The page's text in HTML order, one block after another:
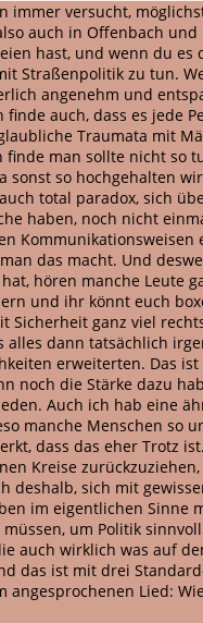
immer versucht,
auch in Offenbach
hast, und wenn du
Straßenpolitik zu tun.
angenehm und
auch, dass es jede
Traumata mit
man sollte nicht so
so hochgehalten
total paradox, sich
haben, noch nicht
das macht. Und
hören manche Leute
und ihr könnt euch
ganz viel
dann tatsächlich
erweiterten. Das
noch die Stärke dazu
Auch ich hab eine
manche Menschen
dass das eher Trotz
Kreise
sich mit
im eigentlichen
um Politik
auch wirklich was auf
das ist mit drei
Lied: